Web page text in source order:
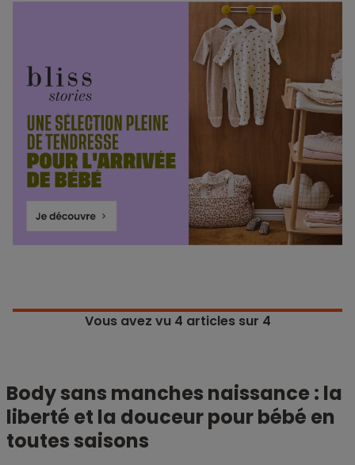
Vous avez vu 4 articles sur 4
Body sans manches naissance : la
liberté et la douceur pour bébé en
toutes saisons